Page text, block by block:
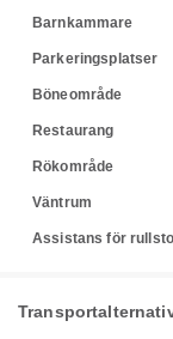
Barnkammare
Parkeringsplatser
Böneområde
Restaurang
Rökområde
Väntrum
Assistans för